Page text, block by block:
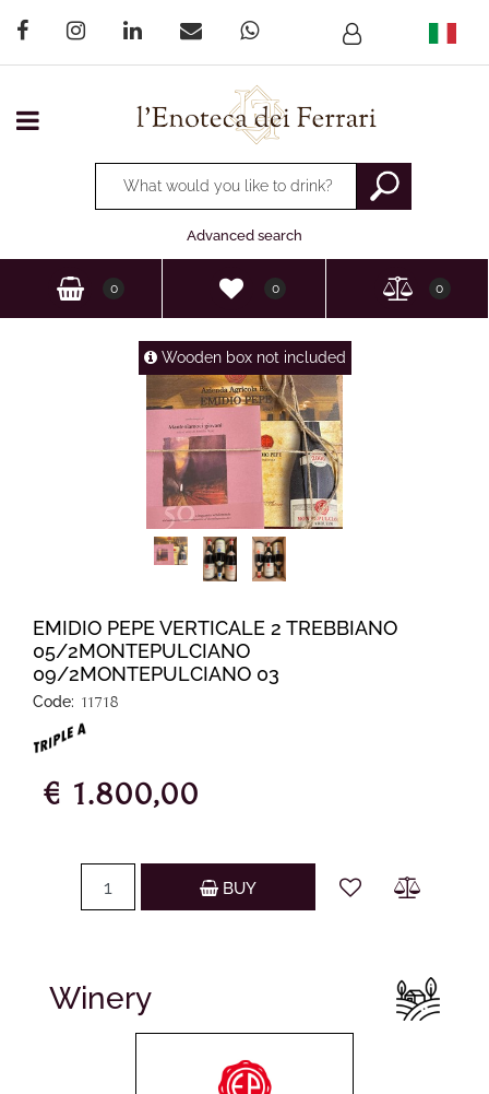
Open menu
Changing a filter automatically updates the other
Advanced search
0 0 0
Wooden box not included
EMIDIO PEPE VERTICALE 2 TREBBIANO
05/2MONTEPULCIANO
09/2MONTEPULCIANO 03
Code: 11718
€ 1.800,00
BUY
Winery